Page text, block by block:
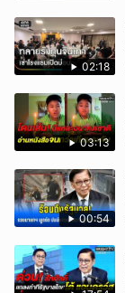
02:18
03:13
00:54